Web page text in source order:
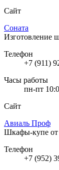
Сайт
Соната
Изготовление
Телефон
+7 (911)
Часы работы
пн-пт
Сайт
Авиаль Проф
Шкафы-купе от
Телефон
+7 (952)